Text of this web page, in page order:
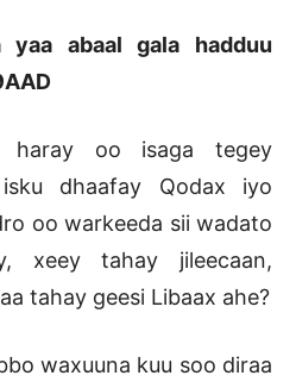
yaa abaal gala hadduu
haray oo isaga tegey
dhaafay Qodax iyo
oo warkeeda sii wadato
xeey tahay jileecaan,
tahay geesi Libaax ahe?
waxuuna kuu soo diraa